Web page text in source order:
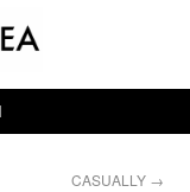
CASUALLY →